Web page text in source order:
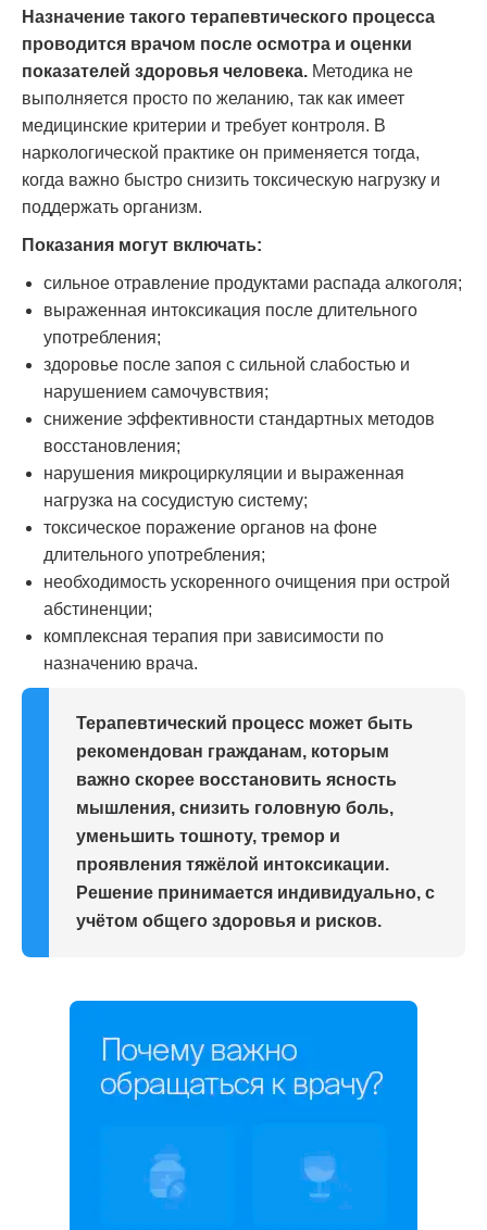
Назначение такого терапевтического процесса
проводится врачом после осмотра и оценки
показателей здоровья человека. Методика не
выполняется просто по желанию, так как имеет
медицинские критерии и требует контроля. В
наркологической практике он применяется тогда,
когда важно быстро снизить токсическую нагрузку и
поддержать организм.
Показания могут включать:
сильное отравление продуктами распада алкоголя;
выраженная интоксикация после длительного
употребления;
здоровье после запоя с сильной слабостью и
нарушением самочувствия;
снижение эффективности стандартных методов
восстановления;
нарушения микроциркуляции и выраженная
нагрузка на сосудистую систему;
токсическое поражение органов на фоне
длительного употребления;
необходимость ускоренного очищения при острой
абстиненции;
комплексная терапия при зависимости по
назначению врача.
Терапевтический процесс может быть
рекомендован гражданам, которым
важно скорее восстановить ясность
мышления, снизить головную боль,
уменьшить тошноту, тремор и
проявления тяжёлой интоксикации.
Решение принимается индивидуально, с
учётом общего здоровья и рисков.